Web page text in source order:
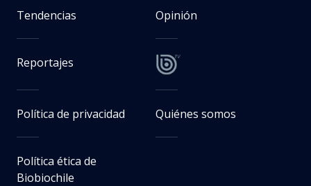
Tendencias Opinión
Reportajes
Política de privacidad Quiénes somos
Política ética de
Biobiochile